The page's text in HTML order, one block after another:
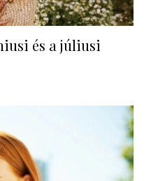
és a júliusi